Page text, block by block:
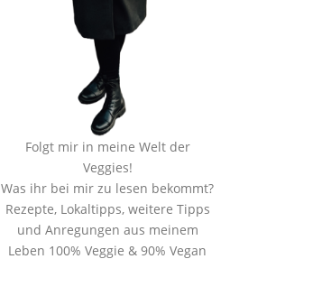
Folgt mir in meine Welt der
Veggies!
Was ihr bei mir zu lesen bekommt?
Rezepte, Lokaltipps, weitere Tipps
und Anregungen aus meinem
Leben 100% Veggie & 90% Vegan